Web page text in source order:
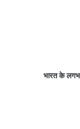
भारत के